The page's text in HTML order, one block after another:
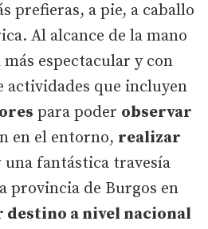
prefieras, a pie, a caballo
Al alcance de la mano
espectacular y con
actividades que incluyen
para poder observar
en el entorno, realizar
una fantástica travesía
provincia de Burgos en
destino a nivel nacional